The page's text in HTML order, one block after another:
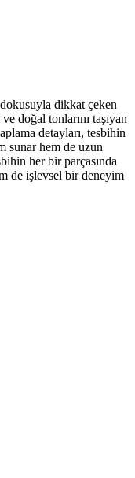
dikkat çeken
doğal tonlarını taşıyan
detayları, tesbihin
sunar hem de uzun
her bir parçasında
de işlevsel bir deneyim